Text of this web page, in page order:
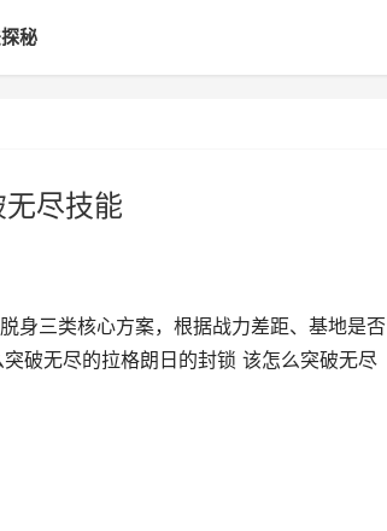
秘
尽技能
身三类核心方案，根据战力差距、基地是否
破无尽的拉格朗日的封锁 该怎么突破无尽